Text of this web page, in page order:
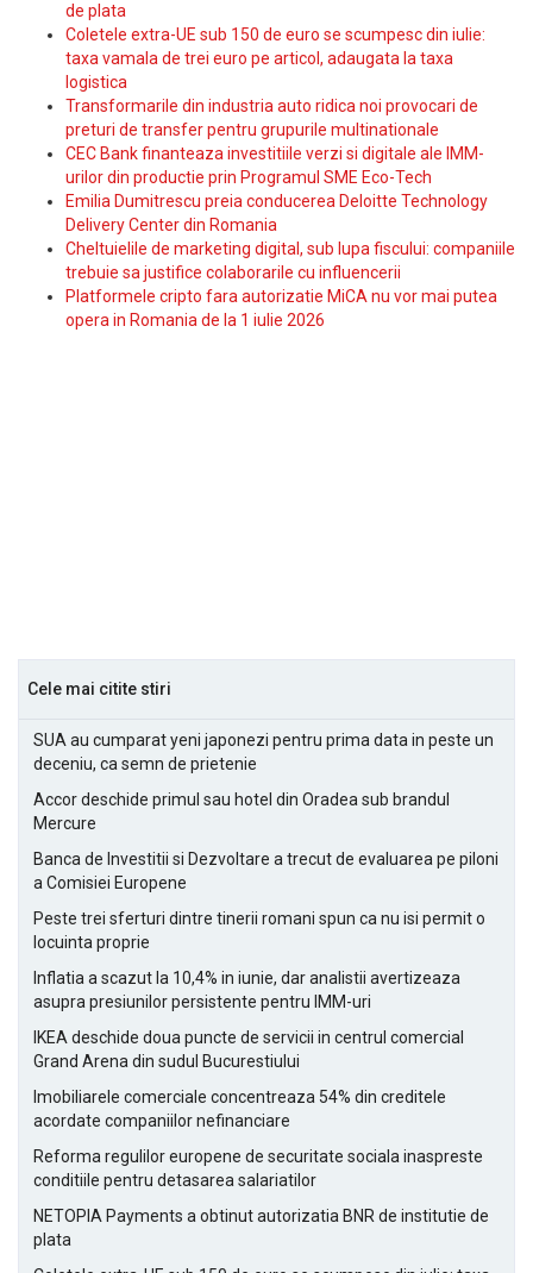
de plata
Coletele extra-UE sub 150 de euro se scumpesc din iulie:
taxa vamala de trei euro pe articol, adaugata la taxa
logistica
Transformarile din industria auto ridica noi provocari de
preturi de transfer pentru grupurile multinationale
CEC Bank finanteaza investitiile verzi si digitale ale IMM-
urilor din productie prin Programul SME Eco-Tech
Emilia Dumitrescu preia conducerea Deloitte Technology
Delivery Center din Romania
Cheltuielile de marketing digital, sub lupa fiscului: companiile
trebuie sa justifice colaborarile cu influencerii
Platformele cripto fara autorizatie MiCA nu vor mai putea
opera in Romania de la 1 iulie 2026
Cele mai citite stiri
SUA au cumparat yeni japonezi pentru prima data in peste un
deceniu, ca semn de prietenie
Accor deschide primul sau hotel din Oradea sub brandul
Mercure
Banca de Investitii si Dezvoltare a trecut de evaluarea pe piloni
a Comisiei Europene
Peste trei sferturi dintre tinerii romani spun ca nu isi permit o
locuinta proprie
Inflatia a scazut la 10,4% in iunie, dar analistii avertizeaza
asupra presiunilor persistente pentru IMM-uri
IKEA deschide doua puncte de servicii in centrul comercial
Grand Arena din sudul Bucurestiului
Imobiliarele comerciale concentreaza 54% din creditele
acordate companiilor nefinanciare
Reforma regulilor europene de securitate sociala inaspreste
conditiile pentru detasarea salariatilor
NETOPIA Payments a obtinut autorizatia BNR de institutie de
plata